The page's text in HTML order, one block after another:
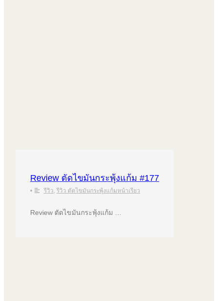
Review ตัดไขมันกระพุ้งแก้ม #177
• รีวิว, รีวิว ตัดไขมันกระพุ้งแก้มหน้าเรียว
Review ตัดไขมันกระพุ้งแก้ม …